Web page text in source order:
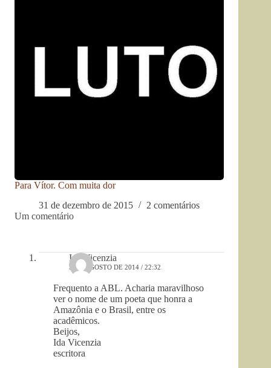
Para Vítor. Com muita dor
31 de dezembro de 2015
2 comentários
Um comentário
Ida Vicenzia
5 DE AGOSTO DE 2014 / 22:32
Frequento a ABL. Acharia maravilhoso
ver o nome de um poeta que honra a
Amazônia e o Brasil, entre os
acadêmicos.
Beijos,
Ida Vicenzia
escritora